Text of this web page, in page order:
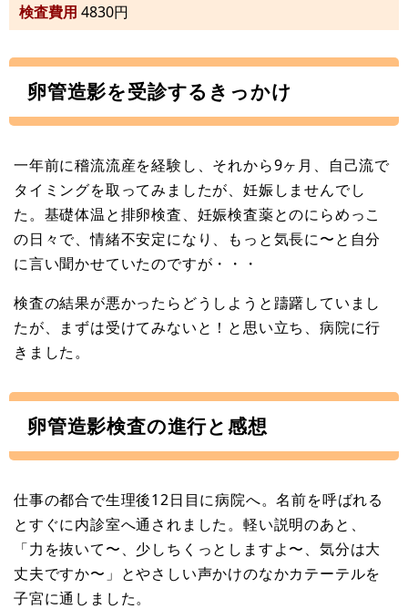
検査費用 4830円
卵管造影を受診するきっかけ
一年前に稽流流産を経験し、それから9ヶ月、自己流で
タイミングを取ってみましたが、妊娠しませんでし
た。基礎体温と排卵検査、妊娠検査薬とのにらめっこ
の日々で、情緒不安定になり、もっと気長に〜と自分
に言い聞かせていたのですが・・・
検査の結果が悪かったらどうしようと躊躇していまし
たが、まずは受けてみないと！と思い立ち、病院に行
きました。
卵管造影検査の進行と感想
仕事の都合で生理後12日目に病院へ。名前を呼ばれる
とすぐに内診室へ通されました。軽い説明のあと、
「力を抜いて〜、少しちくっとしますよ〜、気分は大
丈夫ですか〜」とやさしい声かけのなかカテーテルを
子宮に通しました。